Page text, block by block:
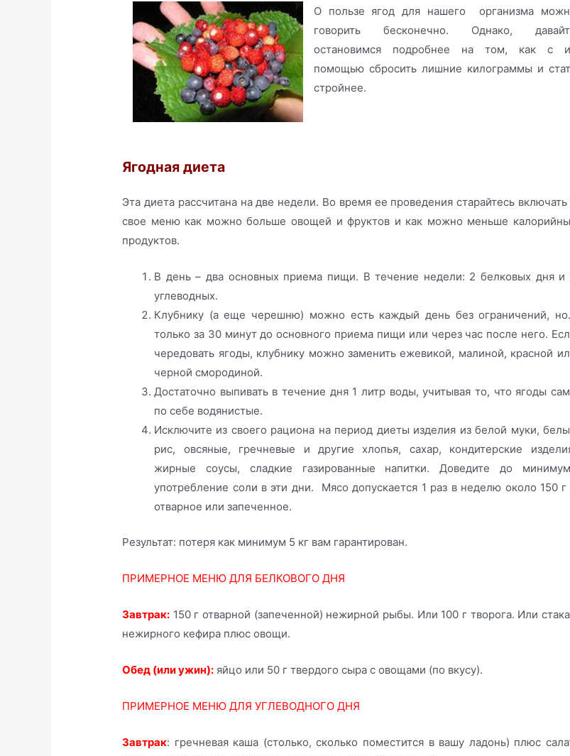
О пользе ягод для нашего организма
говорить бесконечно. Однако,
остановимся подробнее на том, как с
помощью сбросить лишние килограммы и
стройнее.
Ягодная диета
Эта диета рассчитана на две недели. Во время ее проведения старайтесь включать
свое меню как можно больше овощей и фруктов и как можно меньше
продуктов.
В день – два основных приема пищи. В течение недели: 2 белковых дня и
углеводных.
Клубнику (а еще черешню) можно есть каждый день без ограничений,
только за 30 минут до основного приема пищи или через час после него.
чередовать ягоды, клубнику можно заменить ежевикой, малиной, красной
черной смородиной.
Достаточно выпивать в течение дня 1 литр воды, учитывая то, что ягоды
по себе водянистые.
Исключите из своего рациона на период диеты изделия из белой муки,
рис, овсяные, гречневые и другие хлопья, сахар, кондитерские
жирные соусы, сладкие газированные напитки. Доведите до
употребление соли в эти дни. Мясо допускается 1 раз в неделю около 150 г
отварное или запеченное.
Результат: потеря как минимум 5 кг вам гарантирован.
ПРИМЕРНОЕ МЕНЮ ДЛЯ БЕЛКОВОГО ДНЯ
Завтрак: 150 г отварной (запеченной) нежирной рыбы. Или 100 г творога. Или
нежирного кефира плюс овощи.
Обед (или ужин): яйцо или 50 г твердого сыра с овощами (по вкусу).
ПРИМЕРНОЕ МЕНЮ ДЛЯ УГЛЕВОДНОГО ДНЯ
Завтрак: гречневая каша (столько, сколько поместится в вашу ладонь) плюс